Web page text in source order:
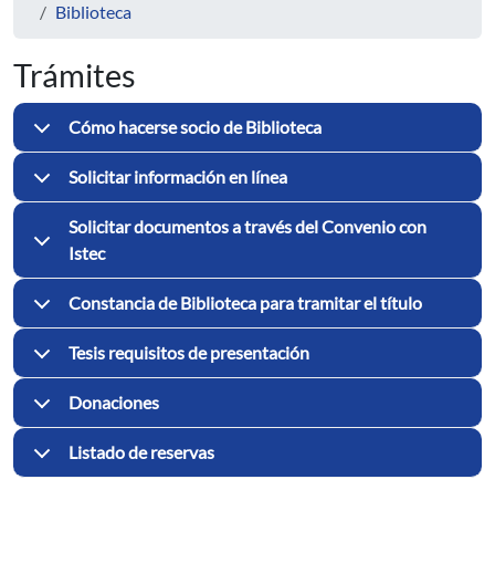
Biblioteca
Trámites
Cómo hacerse socio de Biblioteca
Solicitar información en línea
Solicitar documentos a través del Convenio con
Istec
Constancia de Biblioteca para tramitar el título
Tesis requisitos de presentación
Donaciones
Listado de reservas